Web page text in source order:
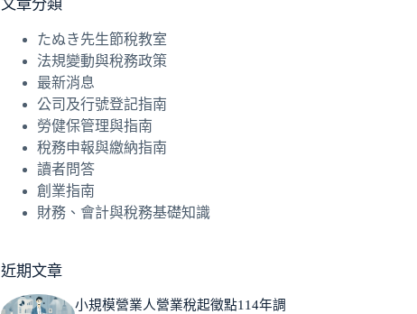
文章分類
たぬき先生節稅教室
法規變動與稅務政策
最新消息
公司及行號登記指南
勞健保管理與指南
稅務申報與繳納指南
讀者問答
創業指南
財務、會計與稅務基礎知識
近期文章
小規模營業人營業稅起徵點114年調